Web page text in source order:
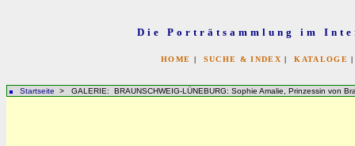
Die Porträtsammlung im
HOME | SUCHE & INDEX |KATALOGE
Startseite > GALERIE: BRAUNSCHWEIG-LÜNEBURG: Sophie Amalie, Prinzessin von